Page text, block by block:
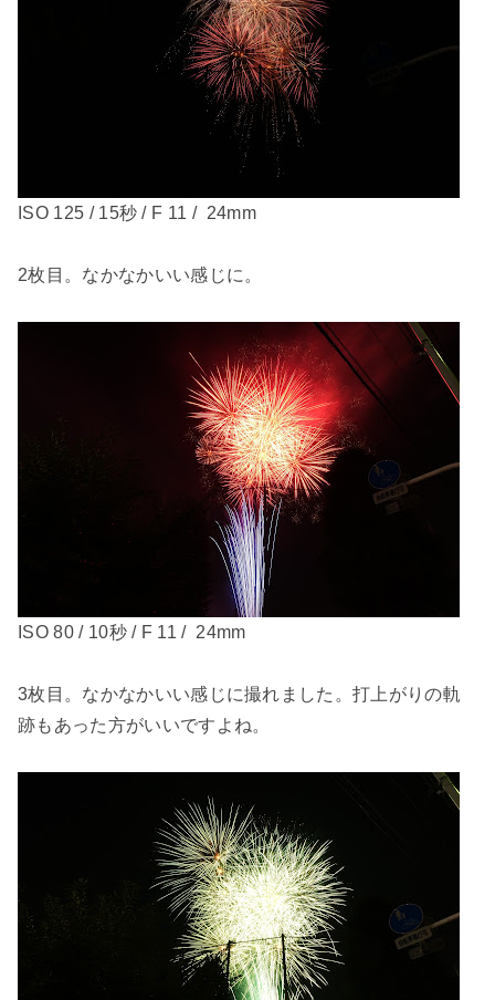
ISO 125 / 15秒 / F 11 / 24mm
2枚目。なかなかいい感じに。
ISO 80 / 10秒 / F 11 / 24mm
3枚目。なかなかいい感じに撮れました。打上がりの軌
跡もあった方がいいですよね。